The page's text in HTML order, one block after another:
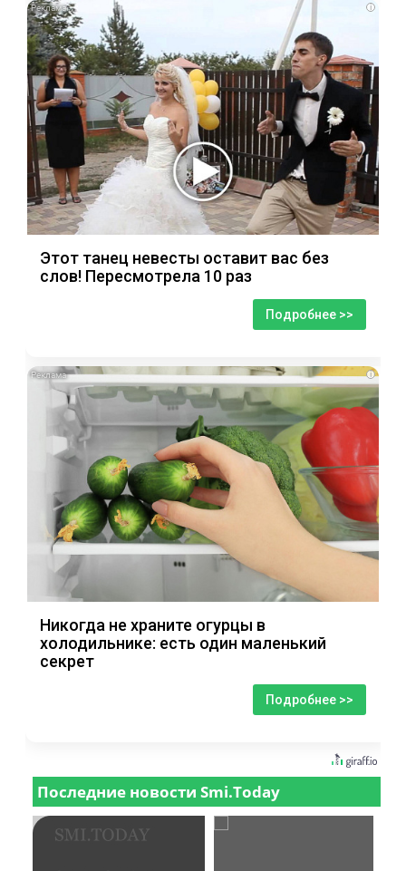
i
Этот танец невесты оставит вас без
слов! Пересмотрела 10 раз
Подробнее >>
i
Никогда не храните огурцы в
холодильнике: есть один маленький
секрет
Подробнее >>